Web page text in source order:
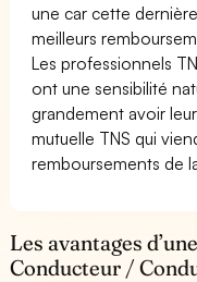
une car cette
meilleurs
Les professionnels
ont une sensibilité
grandement avoir
mutuelle TNS qui
remboursements de
Les avantages
Conducteur /